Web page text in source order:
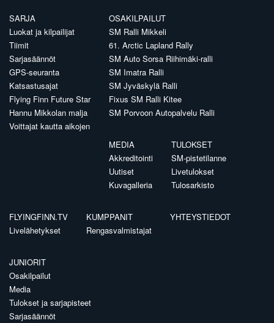
SARJA
Luokat ja kilpailijat
Tiimit
Sarjasäännöt
GPS-seuranta
Katsastusajat
Flying Finn Future Star
Hannu Mikkolan malja
Voittajat kautta aikojen
OSAKILPAILUT
SM Ralli Mikkeli
61. Arctic Lapland Rally
SM Auto Sorsa Riihimäki-ralli
SM Imatra Ralli
SM Jyväskylä Ralli
Fixus SM Ralli Kitee
SM Porvoon Autopalvelu Ralli
MEDIA
Akkreditointi
Uutiset
Kuvagalleria
TULOKSET
SM-pistetilanne
Livetulokset
Tulosarkisto
FLYINGFINN.TV
Livelähetykset
KUMPPANIT
Rengasvalmistajat
YHTEYSTIEDOT
JUNIORIT
Osakilpailut
Media
Tulokset ja sarjapisteet
Sarjasäännöt